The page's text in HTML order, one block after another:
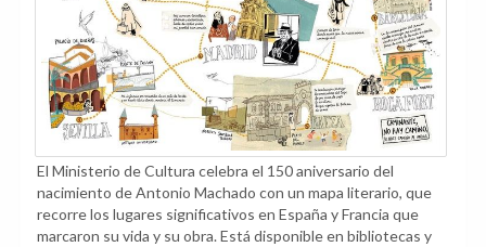
El Ministerio de Cultura celebra el 150 aniversario del
nacimiento de Antonio Machado con un mapa literario, que
recorre los lugares significativos en España y Francia que
marcaron su vida y su obra. Está disponible en bibliotecas y